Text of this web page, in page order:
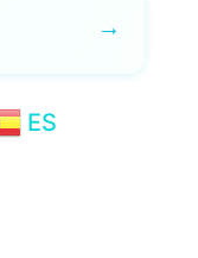
→
ES